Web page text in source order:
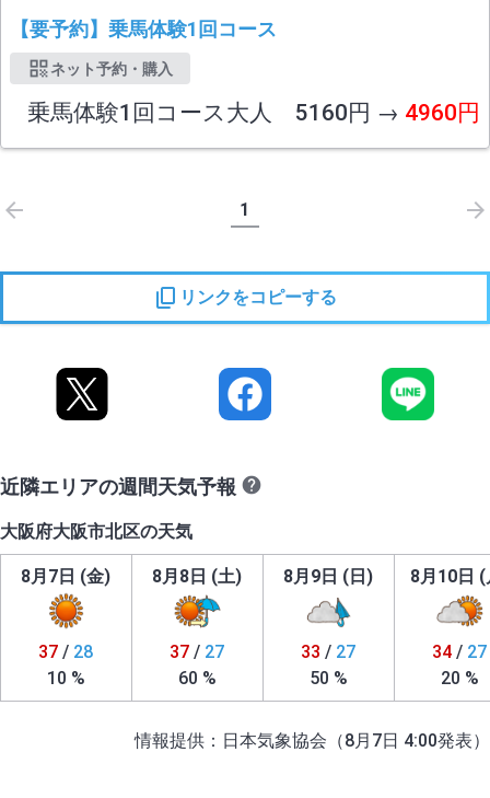
【要予約】乗馬体験1回コース
ネット予約・購入
乗馬体験1回コース大人 5160円 → 4960円
1
リンクをコピーする
近隣エリアの週間天気予報
大阪府大阪市北区の天気
8月7日 (金)
37 / 28
10 %
8月8日 (土)
37 / 27
60 %
8月9日 (日)
33 / 27
50 %
8月10日 (
34 / 27
20 %
情報提供：日本気象協会（8月7日 4:00発表）